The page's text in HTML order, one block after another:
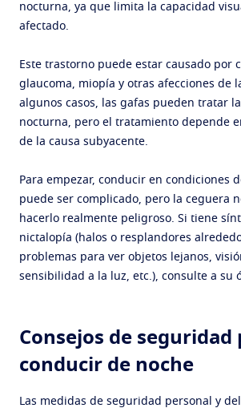
nocturna, ya que limita la capacidad
afectado.
Este trastorno puede estar causado por
glaucoma, miopía y otras afecciones de
algunos casos, las gafas pueden tratar
nocturna, pero el tratamiento depende
de la causa subyacente.
Para empezar, conducir en condiciones
puede ser complicado, pero la ceguera
hacerlo realmente peligroso. Si tiene
nictalopía (halos o resplandores
problemas para ver objetos lejanos,
sensibilidad a la luz, etc.), consulte a su
Consejos de seguridad
conducir de noche
Las medidas de seguridad personal y